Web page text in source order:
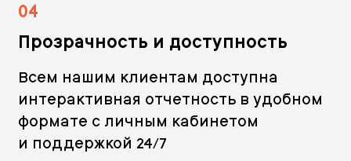
04
Прозрачность и доступность
Всем нашим клиентам доступна
интерактивная отчетность в удобном
формате с личным кабинетом
и поддержкой 24/7